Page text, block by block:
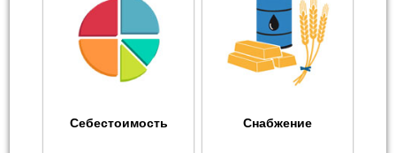
Себестоимость Снабжение